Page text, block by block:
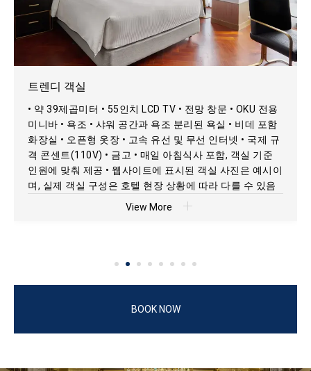
라이트 럭셔리 객실
• 약 36㎡ • 55인치 LCD TV • 외부 전망창 • OKU 전용 미니
바 • 욕조 • 건·습식 분리 욕실 • 비데 화장실 • 오픈형 옷장 •
고속 유·무선 인터넷 • 국제형 콘센트 (110V) • 개인 금고 •
매일 조식 포함 (객실 기준 인원수에 따라 제공) • 웹사이트
에 표시된 객실 사진은 참고용이며, 실제 객실 구성은 현장
배정에 따라 달라질 수 있습니다
View More
트렌디 객실
• 약 39제곱미터 • 55인치 LCD TV • 전망 창문 • OKU 전용
미니바 • 욕조 • 샤워 공간과 욕조 분리된 욕실 • 비데 포함
화장실 • 오픈형 옷장 • 고속 유선 및 무선 인터넷 • 국제 규
격 콘센트(110V) • 금고 • 매일 아침식사 포함, 객실 기준
인원에 맞춰 제공 • 웹사이트에 표시된 객실 사진은 예시이
며, 실제 객실 구성은 호텔 현장 상황에 따라 다를 수 있음
View More
컬렉션 객실
• 약 39㎡ • 55인치 LCD TV • 외부 전망 창문 • OKU 전용 미
니바 • 욕조 • 건식/습식 분리 욕실 • 비데 • 오픈형 옷장 •
고속 유선 및 무선 인터넷 • 국제 콘센트(110V) • 금고 • 매
일 아침 식사 포함, 객실 정원 기준 제공 • 웹사이트에 표시
된 객실 사진은 예시 이미지이며, 실제 객실 구성은 호텔
상황에 따라 다를 수 있음
View More
성 전망 객실
• 약 49㎡ • 55인치 LCD TV • 외부 전망 창문 • OKU 전용 미
니바 • 수제 금/적동 욕조 • 건식/습식 분리 욕실 • 비데 • 오
픈형 옷장 • 고속 유선 및 무선 인터넷 • 국제 콘센트(110V)
• 금고 • 매일 아침 식사 포함, 객실 정원 기준 제공 • 웹사이
트에 표시된 객실 사진은 예시 이미지이며, 실제 객실 구성
은 호텔 상황에 따라 다를 수 있음
View More
프리미어 룸
• 약 52㎡ • 55인치 LCD TV • 전망을 즐길 수 있는 외창 •
OKU 전용 미니바 • 수제 골드 / 레드 코퍼 욕조 • 건·습식 분
리형 욕실 • 비데형 화장실 • 오픈형 옷장 • 고속 유·무선 인
터넷 • 국제형 콘센트 (110V) • 객실 금고 • 매일 조식 포함
(객실 정원 기준 인원수에 따라 제공) • 본 웹사이트에 게재
된 객실 사진은 참고용 이미지이며, 실제 객실 구성은 현장
배정에 따라 달라질 수 있습니다
디럭스 룸
• 약 62㎡ • 55인치 LCD TV • 야외 발코니 • 전망을 즐길 수
있는 외부 창 • OKU 전용 미니바 • 욕조 • 건·습식 분리 욕실
• 비데 일체형 화장실 • 오픈형 옷장 • 고속 유·무선 인터넷
• 국제형 콘센트 (110V) • 개인 금고 • 매일 조식 포함 (객실
타입별 기준 투숙 인원에 따라 제공) • 웹사이트에 게재된
객실 사진은 참고용 이미지로, 실제 객실 배치는 현장 상황
에 따라 달라질 수 있습니다
레지던셜 스위트
• 약 86㎡ • 55인치 LCD TV • 외부 전망 창 • OKU 전용 미니
바 • 수공 골드 / 레드 코퍼 욕조 • 건·습식 분리 욕실 • 비데
일체형 화장실 • 오픈형 옷장 • 고속 유선 및 무선 인터넷 •
국제 규격 콘센트 (110V) • 객실 금고 • 매일 조식 포함 (객
실 정원 기준 인원 수에 따라 제공) • 웹사이트에 표시된 객
실 이미지는 예시이며, 실제 객실 구성은 호텔 현장 배정에
따라 달라질 수 있습니다
OKU 스위트
• 약 83㎡ • 55인치 LCD TV • 야외 발코니 • 전망이 트인 외
창 • OKU 전용 미니바 • 수공 제작 레드 코퍼 욕조 • 건·습식
분리 욕실 • 비데형 화장실 • 오픈형 옷장 • 고속 유선 및 무
선 인터넷 • 국제형 콘센트(110V) • 개인 금고 • 매일 조식
포함 (객실 정원 기준 인원 수에 따라 제공) • 홈페이지에
안내된 객실 사진은 이해를 돕기 위한 이미지로, 실제 객실
구성은 현장 배정에 따라 달라질 수 있습니다
BOOK NOW